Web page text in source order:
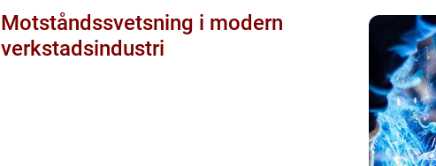
Motståndssvetsning i modern
verkstadsindustri